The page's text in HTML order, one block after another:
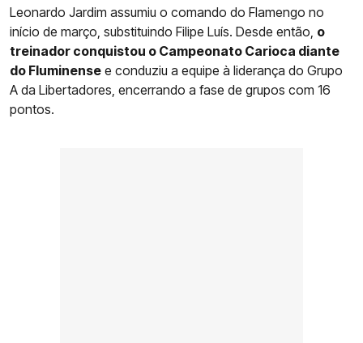
Leonardo Jardim assumiu o comando do Flamengo no
início de março, substituindo Filipe Luís. Desde então, o
treinador conquistou o Campeonato Carioca diante
do Fluminense e conduziu a equipe à liderança do Grupo
A da Libertadores, encerrando a fase de grupos com 16
pontos.